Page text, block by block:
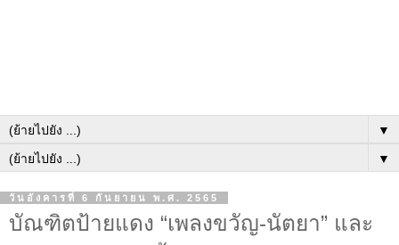
▼
▼
วันอังคารที่ 6 กันยายน พ.ศ. 2565
บัณฑิตป้ายแดง “เพลงขวัญ-นัตยา” และ